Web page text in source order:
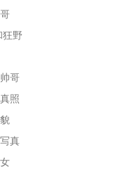
野
哥
照
真